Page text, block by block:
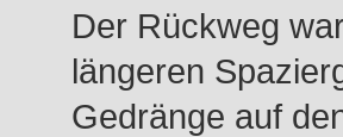
Der Rückweg
längeren
Gedränge auf